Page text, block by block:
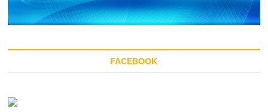
FACEBOOK